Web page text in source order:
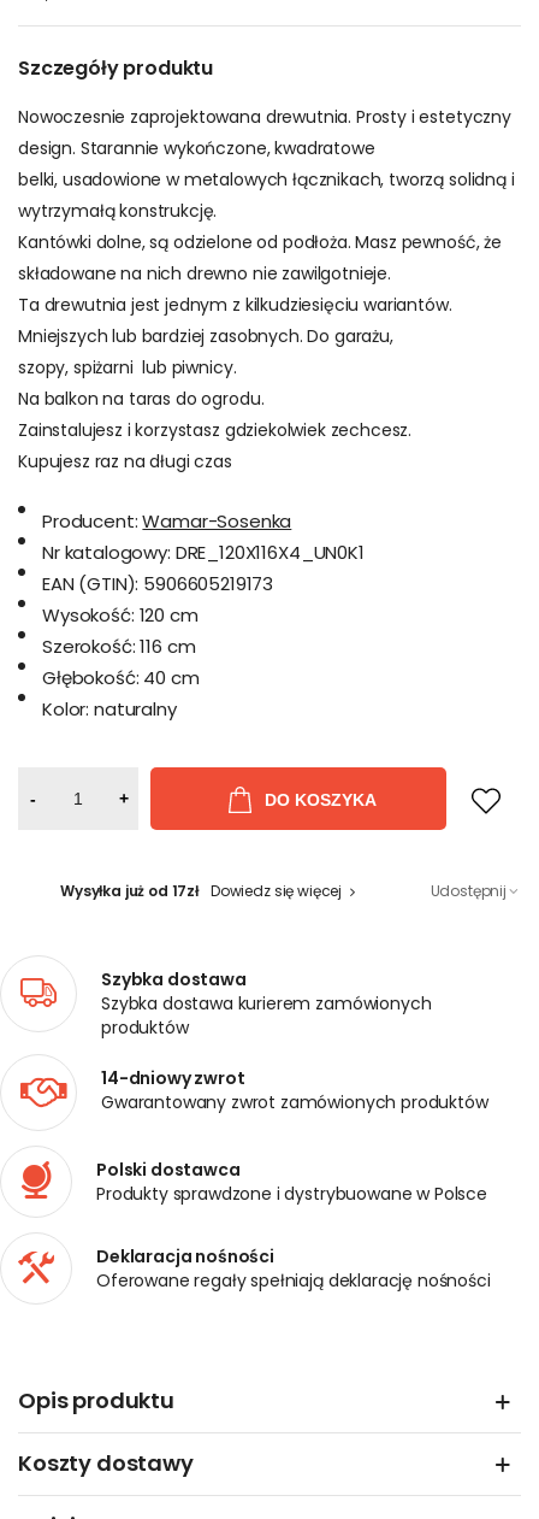
Szczegóły produktu
Nowoczesnie zaprojektowana drewutnia. Prosty i estetyczny
design. Starannie wykończone, kwadratowe
belki, usadowione w metalowych łącznikach, tworzą solidną i
wytrzymałą konstrukcję.
Kantówki dolne, są odzielone od podłoża. Masz pewność, że
składowane na nich drewno nie zawilgotnieje.
Ta drewutnia jest jednym z kilkudziesięciu wariantów.
Mniejszych lub bardziej zasobnych. Do garażu,
szopy, spiżarni lub piwnicy.
Na balkon na taras do ogrodu.
Zainstalujesz i korzystasz gdziekolwiek zechcesz.
Kupujesz raz na długi czas
Producent: Wamar-Sosenka
Nr katalogowy: DRE_120X116X4_UN0K1
EAN (GTIN): 5906605219173
Wysokość: 120 cm
Szerokość: 116 cm
Głębokość: 40 cm
Kolor: naturalny
- + DO KOSZYKA
Wysyłka już od 17zł Dowiedz się więcej Udostępnij
Szybka dostawa
Szybka dostawa kurierem zamówionych
produktów
14-dniowy zwrot
Gwarantowany zwrot zamówionych produktów
Polski dostawca
Produkty sprawdzone i dystrybuowane w Polsce
Deklaracja nośności
Oferowane regały spełniają deklarację nośności
Opis produktu
Koszty dostawy